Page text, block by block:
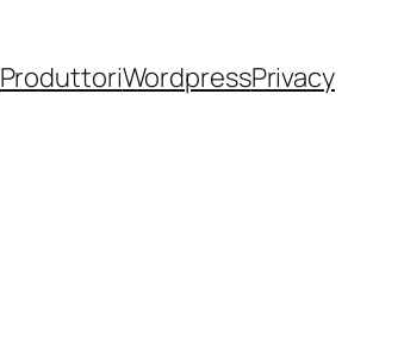
ProduttoriWordpressPrivacy